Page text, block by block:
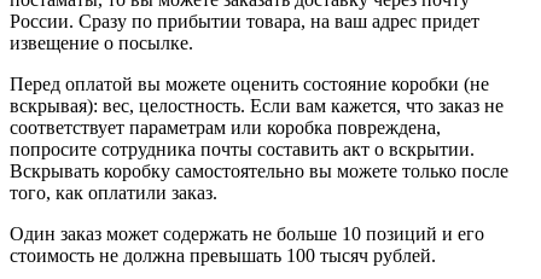
России. Сразу по прибытии товара, на ваш адрес придет
извещение о посылке.
Перед оплатой вы можете оценить состояние коробки (не
вскрывая): вес, целостность. Если вам кажется, что заказ не
соответствует параметрам или коробка повреждена,
попросите сотрудника почты составить акт о вскрытии.
Вскрывать коробку самостоятельно вы можете только после
того, как оплатили заказ.
Один заказ может содержать не больше 10 позиций и его
стоимость не должна превышать 100 тысяч рублей.